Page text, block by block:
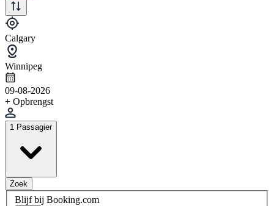
Calgary
Winnipeg
09-08-2026
+ Opbrengst
1 Passagier
Zoek
Blijf bij Booking.com